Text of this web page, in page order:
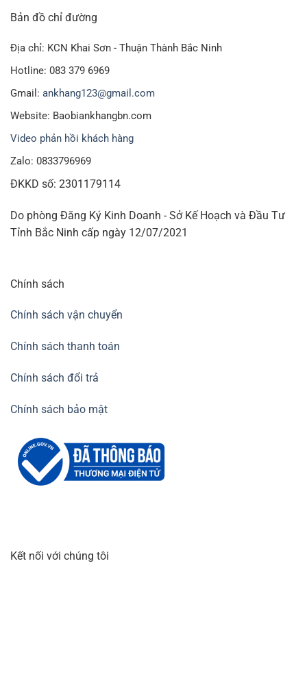
Bản đồ chỉ đường
Địa chỉ: KCN Khai Sơn - Thuận Thành Bắc Ninh
Hotline: 083 379 6969
Gmail: ankhang123@gmail.com
Website: Baobiankhangbn.com
Video phản hồi khách hàng
Zalo: 0833796969
ĐKKD số: 2301179114
Do phòng Đăng Ký Kinh Doanh - Sở Kế Hoạch và Đầu Tư
Tỉnh Bắc Ninh cấp ngày 12/07/2021
Chính sách
Chính sách vận chuyển
Chính sách thanh toán
Chính sách đổi trả
Chính sách bảo mật
Kết nối với chúng tôi